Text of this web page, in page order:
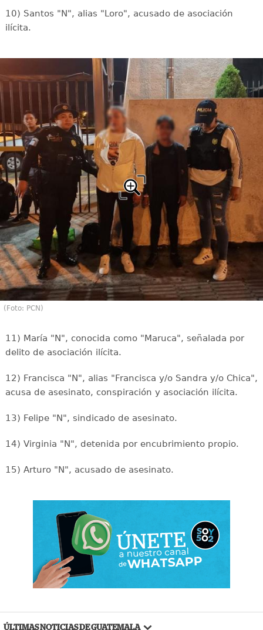
10) Santos "N", alias "Loro", acusado de asociación
ilícita.
(Foto: PCN)
11) María "N", conocida como "Maruca", señalada por
delito de asociación ilícita.
12) Francisca "N", alias "Francisca y/o Sandra y/o Chica",
acusa de asesinato, conspiración y asociación ilícita.
13) Felipe "N", sindicado de asesinato.
14) Virginia "N", detenida por encubrimiento propio.
15) Arturo "N", acusado de asesinato.
ÚLTIMAS NOTICIAS DE GUATEMALA